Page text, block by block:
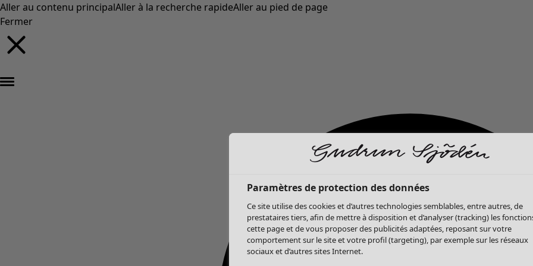
Aller au contenu principalAller à la recherche rapideAller au pied de page
Fermer
Paramètres de protection des données
Ce site utilise des cookies et d’autres technologies semblables, entre autres, de
prestataires tiers, afin de mettre à disposition et d’analyser (tracking) les
cette page et de vous proposer des publicités adaptées, reposant sur votre
comportement sur le site et votre profil (targeting), par exemple sur les réseaux
sociaux et d’autres sites Internet.